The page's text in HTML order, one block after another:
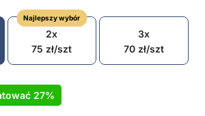
itp.
na szkło zapewnia całkowitą
przed silnymi promieniami
światła i ciepła
przy użyciu wody z mydłem i
Najlepszy wybór
2x
75 zł/szt
3x
70 zł/szt
27%